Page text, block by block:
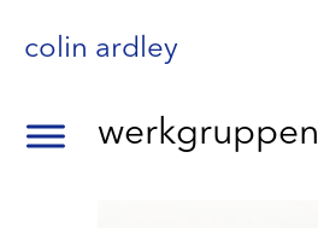
colin ardley
werkgruppen